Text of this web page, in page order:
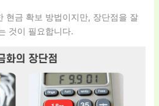
현금 확보 방법이지만, 장단점을 잘
것이 필요합니다.